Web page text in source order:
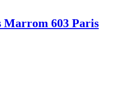
Marrom 603 Paris